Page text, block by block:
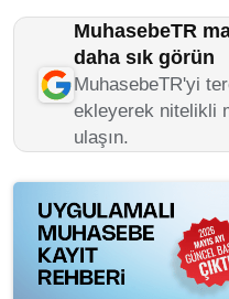
MuhasebeTR
daha sık görün
MuhasebeTR'yi
ekleyerek nitelikli
ulaşın.